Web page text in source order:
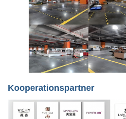
Kooperationspartner